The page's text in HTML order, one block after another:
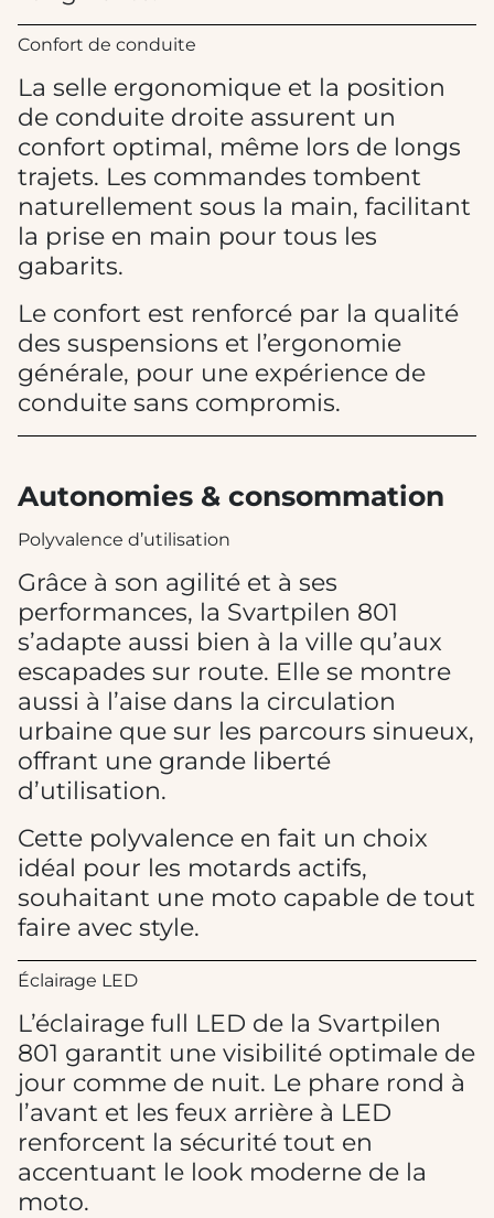
Confort de conduite
La selle ergonomique et la position
de conduite droite assurent un
confort optimal, même lors de longs
trajets. Les commandes tombent
naturellement sous la main, facilitant
la prise en main pour tous les
gabarits.
Le confort est renforcé par la qualité
des suspensions et l’ergonomie
générale, pour une expérience de
conduite sans compromis.
Autonomies & consommation
Polyvalence d’utilisation
Grâce à son agilité et à ses
performances, la Svartpilen 801
s’adapte aussi bien à la ville qu’aux
escapades sur route. Elle se montre
aussi à l’aise dans la circulation
urbaine que sur les parcours sinueux,
offrant une grande liberté
d’utilisation.
Cette polyvalence en fait un choix
idéal pour les motards actifs,
souhaitant une moto capable de tout
faire avec style.
Éclairage LED
L’éclairage full LED de la Svartpilen
801 garantit une visibilité optimale de
jour comme de nuit. Le phare rond à
l’avant et les feux arrière à LED
renforcent la sécurité tout en
accentuant le look moderne de la
moto.